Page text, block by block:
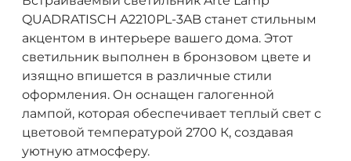
QUADRATISCH A2210PL-3AB станет стильным
акцентом в интерьере вашего дома. Этот
светильник выполнен в бронзовом цвете и
изящно впишется в различные стили
оформления. Он оснащен галогенной
лампой, которая обеспечивает теплый свет с
цветовой температурой 2700 К, создавая
уютную атмосферу.